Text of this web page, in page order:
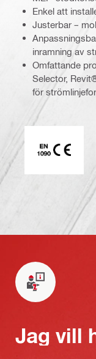
Enkel att
Justerbar –
inramning av
Omfattande
Selector,
för
CE EN
Jag vill